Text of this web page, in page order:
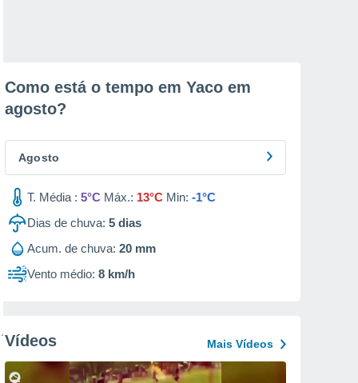
Como está o tempo em Yaco em
agosto?
Agosto
T. Média : 5°C Máx.: 13°C Min: -1°C
Dias de chuva: 5 dias
Acum. de chuva: 20 mm
Vento médio: 8 km/h
Vídeos Mais Vídeos